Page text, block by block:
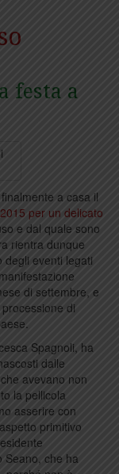
festa a
a casa il
per un delicato
e dal quale sono
rientra dunque
degli eventi legati
di settembre, e
di
Spagnoli, ha
dalle
avevano non
la pellicola
asserire con
primitivo
Seano, che ha